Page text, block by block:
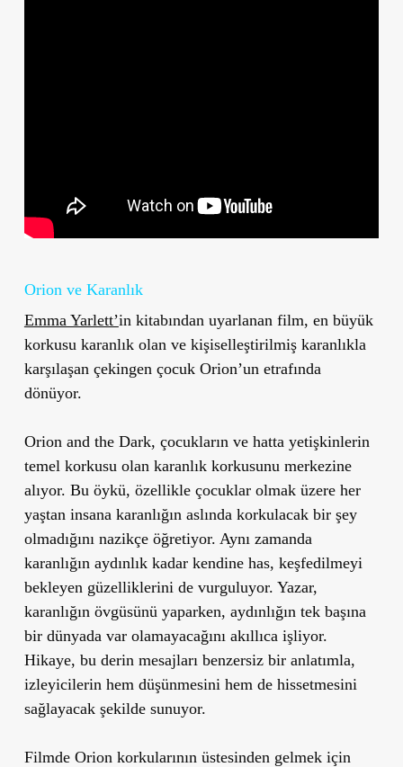
Orion ve Karanlık
Emma Yarlett’in kitabından uyarlanan film, en büyük
korkusu karanlık olan ve kişiselleştirilmiş karanlıkla
karşılaşan çekingen çocuk Orion’un etrafında
dönüyor.
Orion and the Dark, çocukların ve hatta yetişkinlerin
temel korkusu olan karanlık korkusunu merkezine
alıyor. Bu öykü, özellikle çocuklar olmak üzere her
yaştan insana karanlığın aslında korkulacak bir şey
olmadığını nazikçe öğretiyor. Aynı zamanda
karanlığın aydınlık kadar kendine has, keşfedilmeyi
bekleyen güzelliklerini de vurguluyor. Yazar,
karanlığın övgüsünü yaparken, aydınlığın tek başına
bir dünyada var olamayacağını akıllıca işliyor.
Hikaye, bu derin mesajları benzersiz bir anlatımla,
izleyicilerin hem düşünmesini hem de hissetmesini
sağlayacak şekilde sunuyor.
Filmde Orion korkularının üstesinden gelmek için